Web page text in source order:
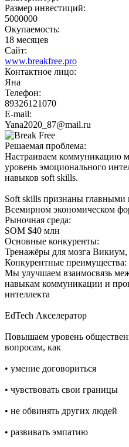
Размер инвестиций:
5000000
Окупаемость:
18 месяцев
Сайт:
www.breakfree.pro
Контактное лицо:
Яна
Телефон:
89326121070
E-mail:
Yana2020_87@mail.ru
Решаемая проблема:
Настраиваем коммуникацию
уровень эмоционального
навыков soft skills.
Soft skills признаны главными
Всемирном экономическом
Рыночная среда:
SOM $40 млн
Основные конкуренты:
Тренажёры для мозга
Конкурентные преимущества:
Мы улучшаем взаимосвязь
навыкам коммуникации и
интеллекта
EdTech Акселератор
Повышаем уровень
вопросам, как
• умение договориться
• чувствовать свои границы
• не обвинять других людей
• развивать эмпатию